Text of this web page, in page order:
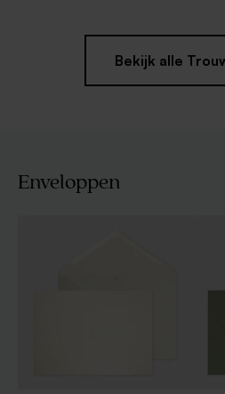
Bekijk alle
Enveloppen